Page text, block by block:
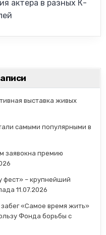
актера в разных К-
выставка живых
самыми популярными в
заявокна премию
фест» – крупнейший
11.07.2026
«Самое время жить»
Фонда борьбы с